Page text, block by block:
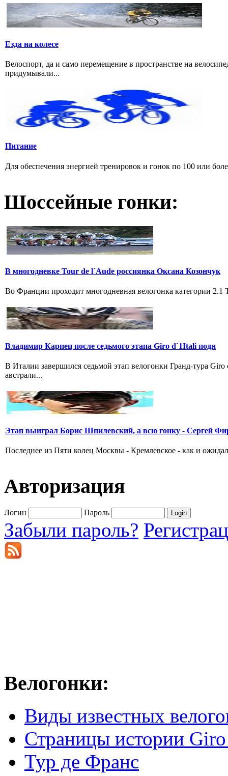
Езда на колесе
Велоспорт, да и само перемещение в пространстве на
придумывали...
Питание
Для обеспечения энергией тренировок и гонок по 100 или
Шоссейные гонки:
В многодневке Tour de l`Aude россиянка Оксана Козончук
Во Франции проходит многодневная велогонка категории
Владимир Карпец после седьмого этапа Giro d`1Itali подн
В Италии завершился седьмой этап велогонки Гранд-тура
австрали...
Этап выиграл Борис Шпилевский, а всю гонку - Сергей
Последнее из Пяти колец Москвы - Кремлевское - как и
Авторизация
Логин Пароль
Забыли пароль?
Велогонки:
Виды известных
Страницы истории
Тур де Франс